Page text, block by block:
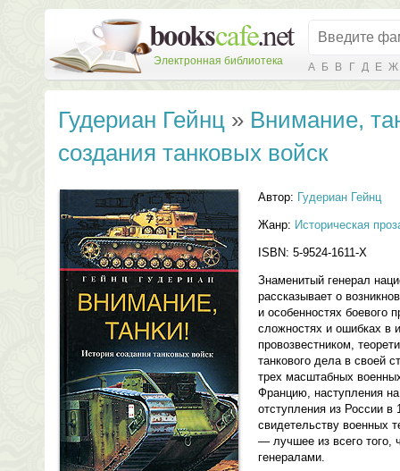
Электронная библиотека А Б В Г Д Е Ж
Гудериан Гейнц » Внимание,
создания танковых войск
Автор: Гудериан Гейнц
Жанр: Историческая
ISBN: 5-9524-1611-X
Знаменитый генерал
рассказывает о
и особенностях боевого
сложностях и ошибках в
провозвестником,
танкового дела в своей
трех масштабных
Францию, наступления
отступления из России
свидетельству военных
— лучшее из всего того,
генералами.